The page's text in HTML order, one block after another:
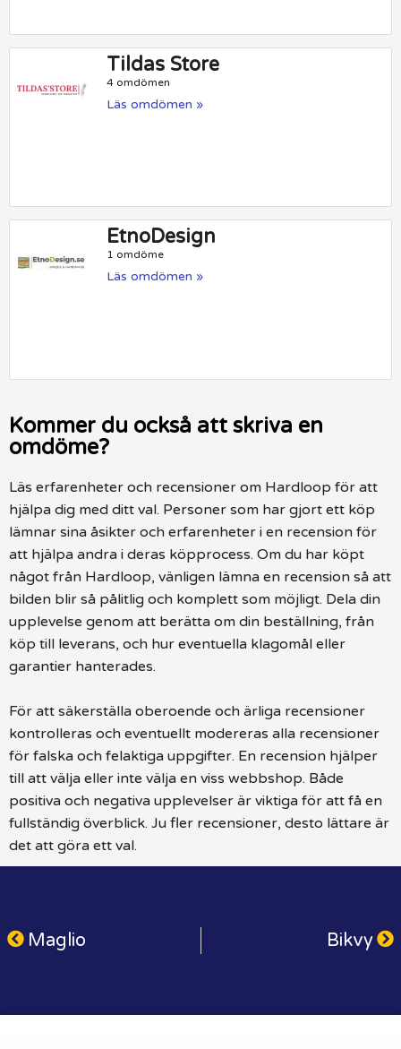
Tildas Store
4 omdömen
Läs omdömen »
EtnoDesign
1 omdöme
Läs omdömen »
Kommer du också att skriva en
omdöme?
Läs erfarenheter och recensioner om Hardloop för att
hjälpa dig med ditt val. Personer som har gjort ett köp
lämnar sina åsikter och erfarenheter i en recension för
att hjälpa andra i deras köpprocess. Om du har köpt
något från Hardloop, vänligen lämna en recension så att
bilden blir så pålitlig och komplett som möjligt. Dela din
upplevelse genom att berätta om din beställning, från
köp till leverans, och hur eventuella klagomål eller
garantier hanterades.
För att säkerställa oberoende och ärliga recensioner
kontrolleras och eventuellt modereras alla recensioner
för falska och felaktiga uppgifter. En recension hjälper
till att välja eller inte välja en viss webbshop. Både
positiva och negativa upplevelser är viktiga för att få en
fullständig överblick. Ju fler recensioner, desto lättare är
det att göra ett val.
Maglio Bikvy